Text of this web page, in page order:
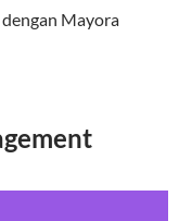
Mayora